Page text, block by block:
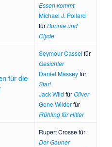
Essen kommt
Michael J. Pollard
fürBonnie und
Clyde
für die
Seymour Cassel für
Gesichter
Daniel Masseyfür
Star!
Jack Wild fürOliver
Gene Wilderfür
Frühling für Hitler
Rupert Crossefür
Der Gauner